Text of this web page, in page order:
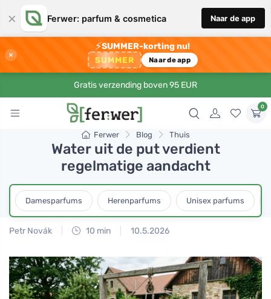
× Ferwer: parfum & cosmetica Naar de app
×
⚡SUMMER-korting nu!
SUMMER Naar de app
Gratis verzending boven 95 EUR
0
Ferwer Blog Thuis
Water uit de put verdient
regelmatige aandacht
Damesparfums Herenparfums Unisex parfums
Petr Novák 10 min 10.5.2026